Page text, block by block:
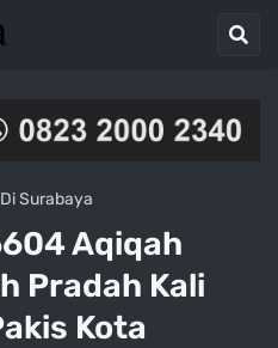
Surabaya
Aqiqah
Pradah Kali
Kota